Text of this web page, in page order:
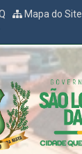
Mapa do Site